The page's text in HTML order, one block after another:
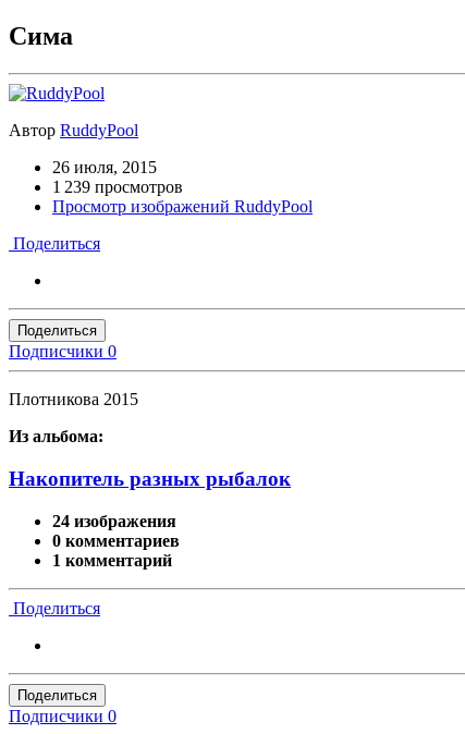
Сима
Автор RuddyPool
26 июля, 2015
1 239 просмотров
Просмотр изображений RuddyPool
Поделиться
Поделиться
Подписчики 0
Плотникова 2015
Из альбома:
Накопитель разных рыбалок
24 изображения
0 комментариев
1 комментарий
Поделиться
Поделиться
Подписчики 0